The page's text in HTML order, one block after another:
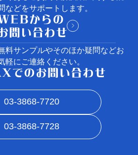
などをサポートします。
料サンプルやそのほか疑問などお
軽にご連絡ください。
03-3868-7720
03-3868-7728